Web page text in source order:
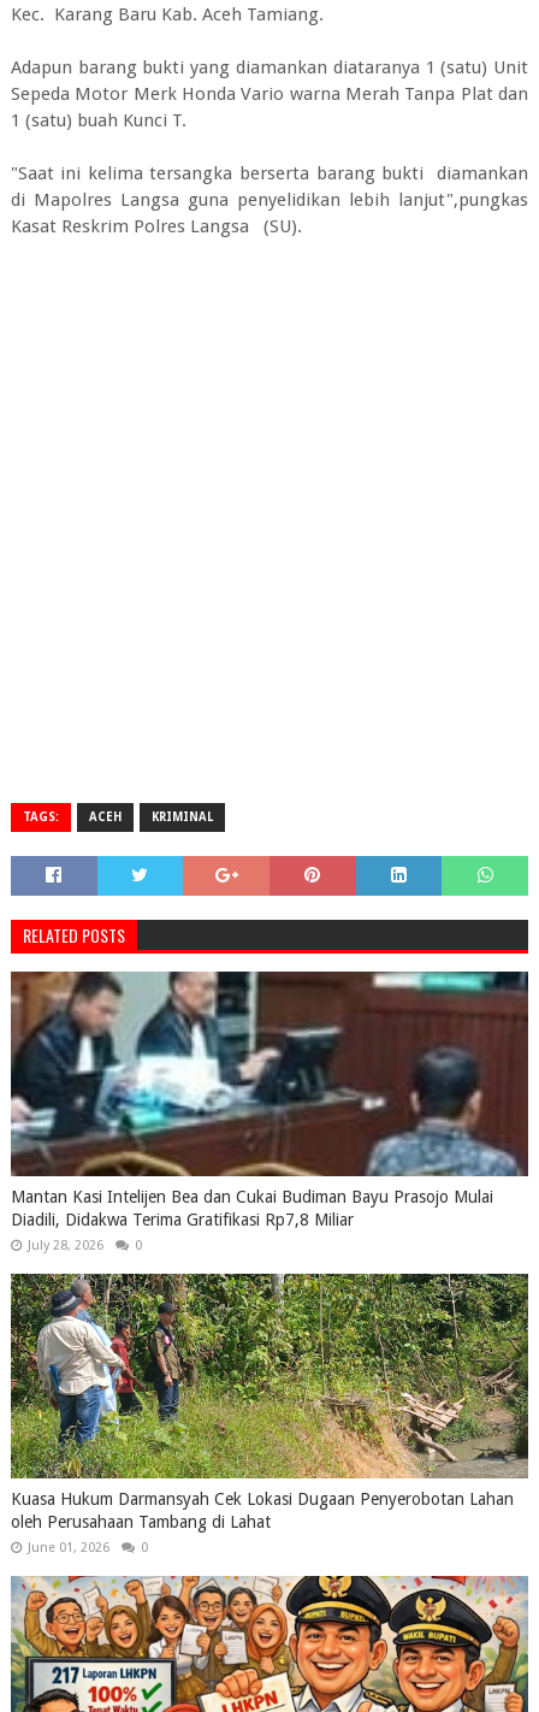
Kec. Karang Baru Kab. Aceh Tamiang.
Adapun barang bukti yang diamankan diataranya 1 (satu) Unit
Sepeda Motor Merk Honda Vario warna Merah Tanpa Plat dan
1 (satu) buah Kunci T.
"Saat ini kelima tersangka berserta barang bukti diamankan
di Mapolres Langsa guna penyelidikan lebih lanjut",pungkas
Kasat Reskrim Polres Langsa (SU).
TAGS: ACEH KRIMINAL
RELATED POSTS
Mantan Kasi Intelijen Bea dan Cukai Budiman Bayu Prasojo Mulai
Diadili, Didakwa Terima Gratifikasi Rp7,8 Miliar
July 28, 2026 0
Kuasa Hukum Darmansyah Cek Lokasi Dugaan Penyerobotan Lahan
oleh Perusahaan Tambang di Lahat
June 01, 2026 0